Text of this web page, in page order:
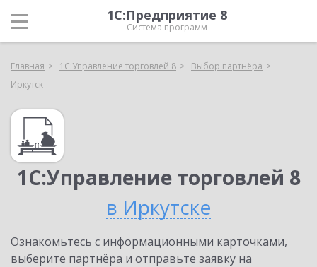
1С:Предприятие 8
Система программ
Главная 1С:Управление торговлей 8
Выбор партнёра
Иркутск
1С:Управление торговлей 8
в Иркутске
Ознакомьтесь с информационными карточками,
выберите партнёра и отправьте заявку на